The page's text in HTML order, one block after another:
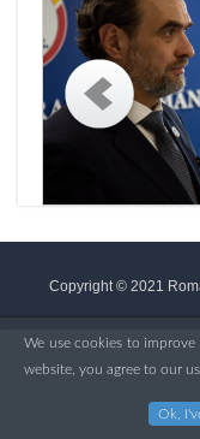
Copyright © 2021
We use cookies to
website, you agree to our
Ok,